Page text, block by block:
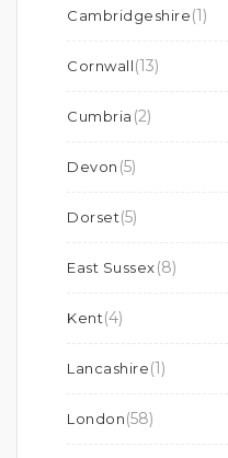
Cambridgeshire(1)
Cornwall(13)
Cumbria (2)
Devon (5)
Dorset(5)
East Sussex(8)
Kent(4)
Lancashire(1)
London(58)